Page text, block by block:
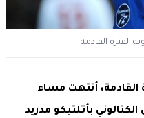
القادمة
أنتهت مساء
بأتلتيكو مدريد